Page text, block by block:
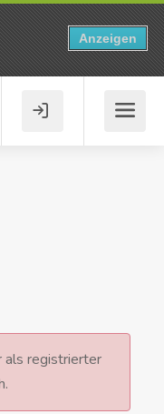
als registrierter
Anzeigen